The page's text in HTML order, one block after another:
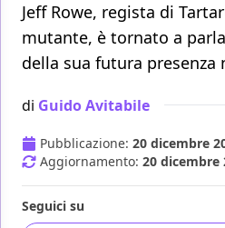
Jeff Rowe, regista di
mutante, è tornato a
della sua futura presenza
di Guido Avitabile
Pubblicazione: 20 dicembre
Aggiornamento: 20 dicembre
Seguici su